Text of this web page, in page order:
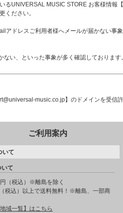
UNIVERSAL MUSIC STORE お客様情報
ください。
ドレスご利用者様へメールが届かない事
い、といった事象が多く確認しておりま
music.co.jp】のドメインを受信
ご利用案内
いて
て
（税込）※離島を除く
税込）以上で送料無料！※離島、一部商
地域一覧】はこちら